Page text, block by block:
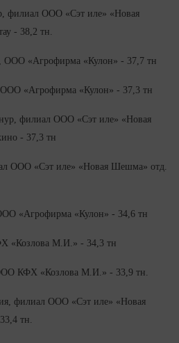
ООО «Сэт иле» «Новая
- 38,2 тн.
«Агрофирма «Кулон» - 37,7 тн
«Агрофирма «Кулон» - 37,3 тн
филиал ООО «Сэт иле» «Новая
- 37,3 тн
ООО «Сэт иле» «Новая Шешма» отд.
«Агрофирма «Кулон» - 34,6 тн
«Козлова М.И.» - 34,3 тн
КФХ «Козлова М.И.» - 33,9 тн.
филиал ООО «Сэт иле» «Новая
тн.